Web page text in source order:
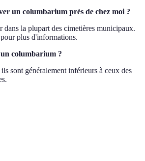
un columbarium près de chez moi ?
dans la plupart des cimetières municipaux.
plus d'informations.
columbarium ?
sont généralement inférieurs à ceux des